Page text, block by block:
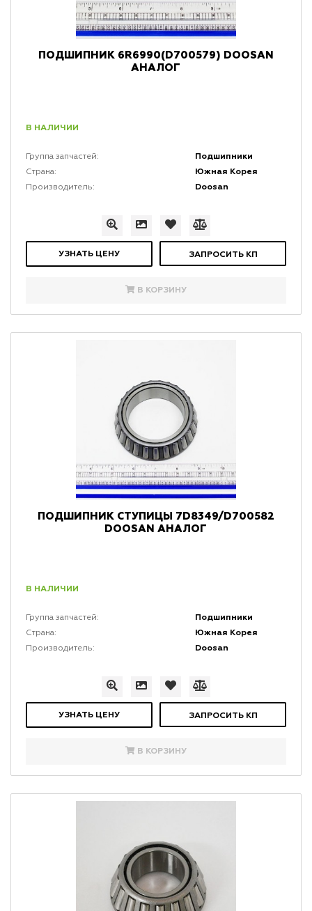
ПОДШИПНИК 6R6990(D700579) DOOSAN
АНАЛОГ
В НАЛИЧИИ
Группа запчастей: Подшипники
Страна: Южная Корея
Производитель: Doosan
УЗНАТЬ ЦЕНУ ЗАПРОСИТЬ КП
В КОРЗИНУ
ПОДШИПНИК СТУПИЦЫ 7D8349/D700582
DOOSAN АНАЛОГ
В НАЛИЧИИ
Группа запчастей: Подшипники
Страна: Южная Корея
Производитель: Doosan
УЗНАТЬ ЦЕНУ ЗАПРОСИТЬ КП
В КОРЗИНУ